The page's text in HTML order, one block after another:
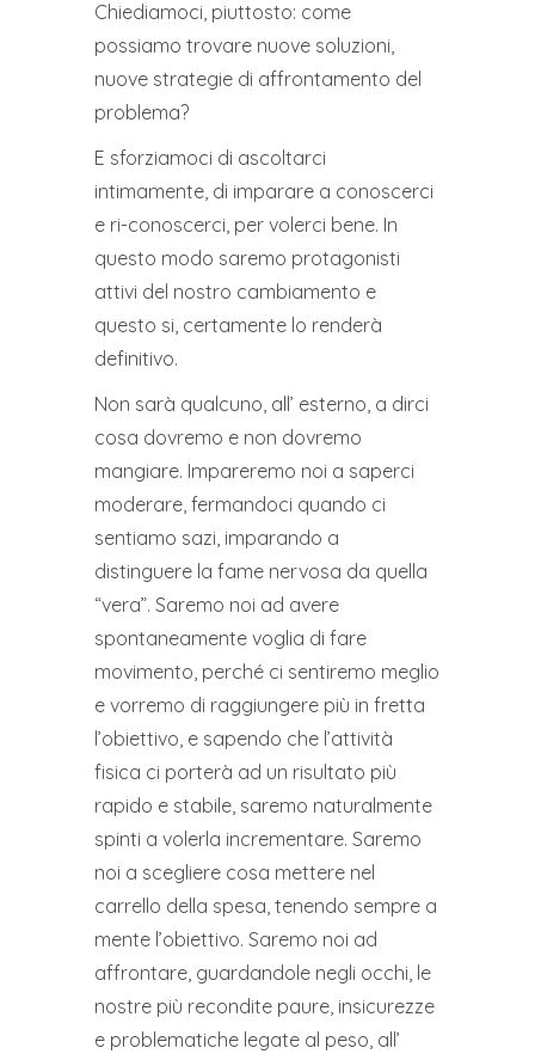
Chiediamoci, piuttosto: come
possiamo trovare nuove soluzioni,
nuove strategie di affrontamento del
problema?
E sforziamoci di ascoltarci
intimamente, di imparare a conoscerci
e ri-conoscerci, per volerci bene. In
questo modo saremo protagonisti
attivi del nostro cambiamento e
questo si, certamente lo renderà
definitivo.
Non sarà qualcuno, all’ esterno, a dirci
cosa dovremo e non dovremo
mangiare. Impareremo noi a saperci
moderare, fermandoci quando ci
sentiamo sazi, imparando a
distinguere la fame nervosa da quella
“vera”. Saremo noi ad avere
spontaneamente voglia di fare
movimento, perché ci sentiremo meglio
e vorremo di raggiungere più in fretta
l’obiettivo, e sapendo che l’attività
fisica ci porterà ad un risultato più
rapido e stabile, saremo naturalmente
spinti a volerla incrementare. Saremo
noi a scegliere cosa mettere nel
carrello della spesa, tenendo sempre a
mente l’obiettivo. Saremo noi ad
affrontare, guardandole negli occhi, le
nostre più recondite paure, insicurezze
e problematiche legate al peso, all’